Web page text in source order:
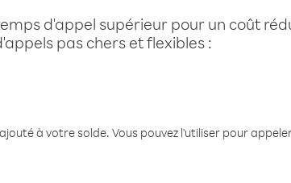
d'appel supérieur pour un coût
pas chers et flexibles :
à votre solde. Vous pouvez l'utiliser pour